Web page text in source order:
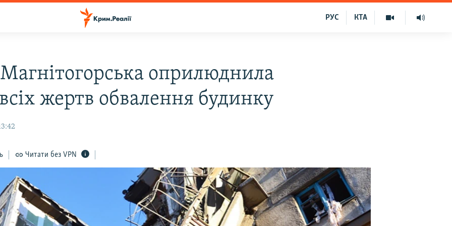
КТА
РУС
оприлюднила
жертв обвалення будинку
Читати без VPN